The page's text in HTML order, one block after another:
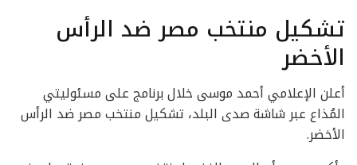
تشكيل منتخب مصر ضد الرأس
الأخضر
أعلن الإعلامي أحمد موسى خلال برنامج على مسئوليتي
المُذاع عبر شاشة صدى البلد، تشكيل منتخب مصر ضد الرأس
الأخضر.